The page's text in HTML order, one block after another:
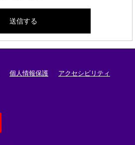
個人情報保護 アクセシビリティ